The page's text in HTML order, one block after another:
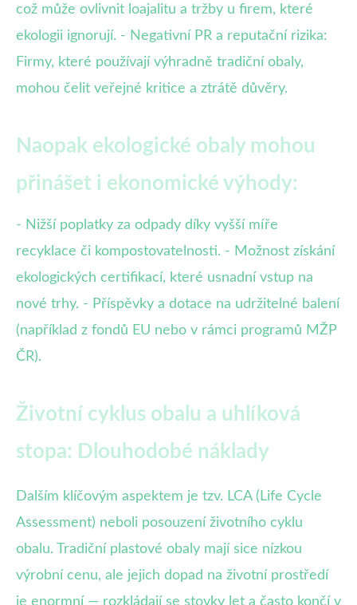
což může ovlivnit loajalitu a tržby u firem, které
ekologii ignorují. - Negativní PR a reputační rizika:
Firmy, které používají výhradně tradiční obaly,
mohou čelit veřejné kritice a ztrátě důvěry.
Naopak ekologické obaly mohou
přinášet i ekonomické výhody:
- Nižší poplatky za odpady díky vyšší míře
recyklace či kompostovatelnosti. - Možnost získání
ekologických certifikací, které usnadní vstup na
nové trhy. - Příspěvky a dotace na udržitelné balení
(například z fondů EU nebo v rámci programů MŽP
ČR).
Životní cyklus obalu a uhlíková
stopa: Dlouhodobé náklady
Dalším klíčovým aspektem je tzv. LCA (Life Cycle
Assessment) neboli posouzení životního cyklu
obalu. Tradiční plastové obaly mají sice nízkou
výrobní cenu, ale jejich dopad na životní prostředí
je enormní — rozkládají se stovky let a často končí v